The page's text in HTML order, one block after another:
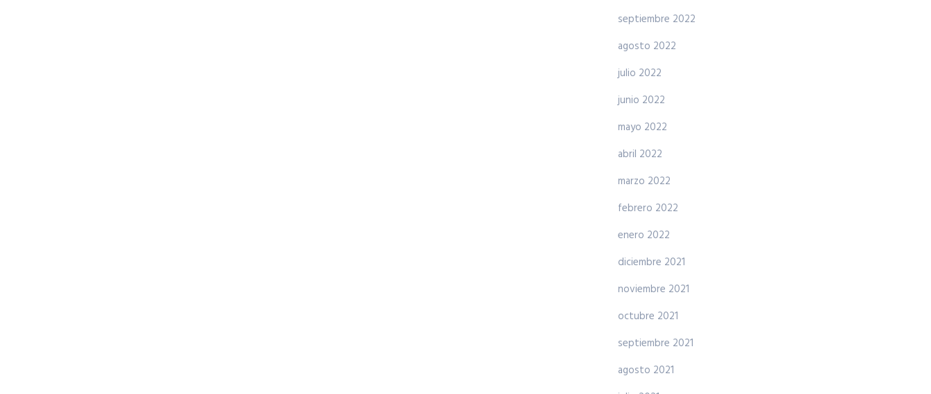
septiembre 2022
agosto 2022
julio 2022
junio 2022
mayo 2022
abril 2022
marzo 2022
febrero 2022
enero 2022
diciembre 2021
noviembre 2021
octubre 2021
septiembre 2021
agosto 2021